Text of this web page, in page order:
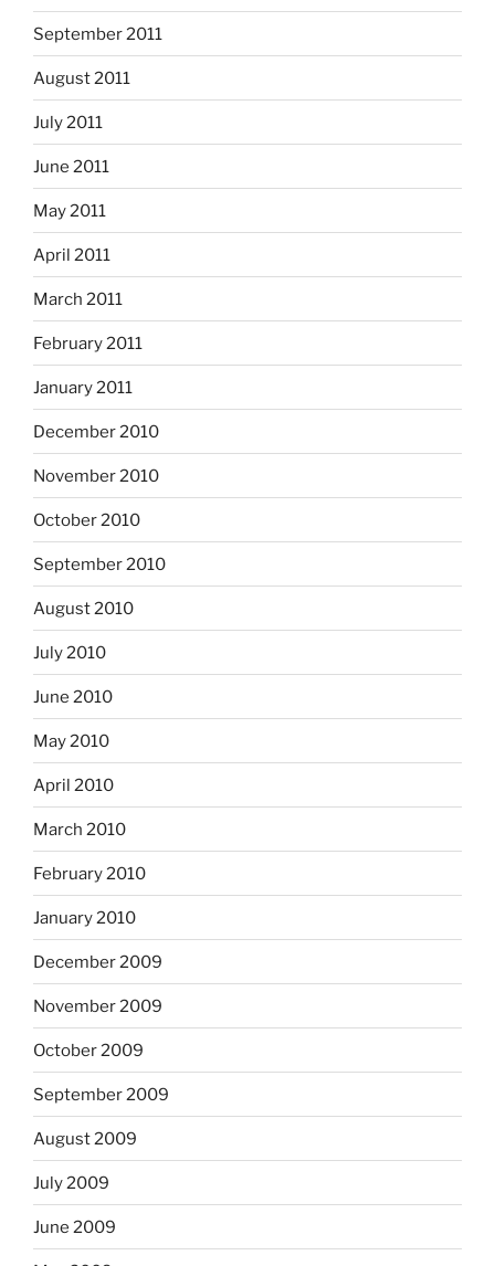
September 2011
August 2011
July 2011
June 2011
May 2011
April 2011
March 2011
February 2011
January 2011
December 2010
November 2010
October 2010
September 2010
August 2010
July 2010
June 2010
May 2010
April 2010
March 2010
February 2010
January 2010
December 2009
November 2009
October 2009
September 2009
August 2009
July 2009
June 2009